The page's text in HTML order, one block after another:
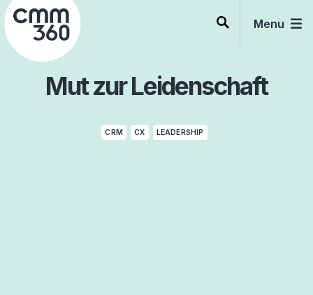
Skip
to
content
Menu
Mut zur Leidenschaft
CRM CX LEADERSHIP